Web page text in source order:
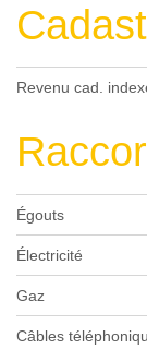
Revenu cad.
Égouts
Électricité
Gaz
Câbles